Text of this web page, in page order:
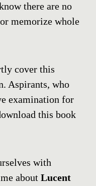
there are no
memorize whole
cover this
Aspirants, who
examination for
this book
with
about Lucent